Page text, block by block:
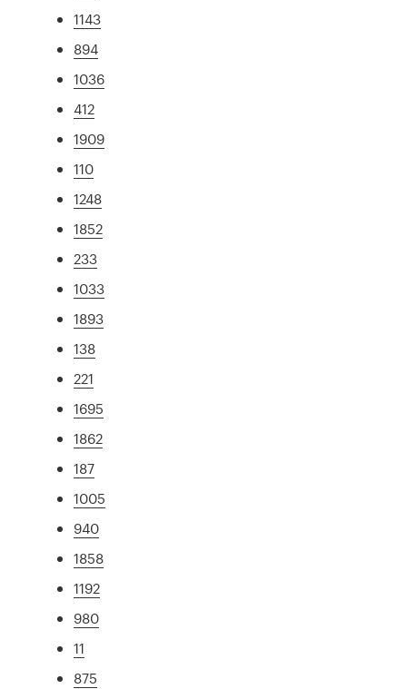
1143
894
1036
412
1909
110
1248
1852
233
1033
1893
138
221
1695
1862
187
1005
940
1858
1192
980
11
875